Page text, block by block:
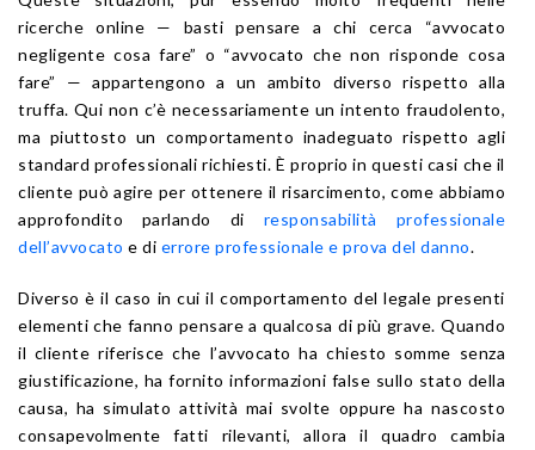
ricerche online — basti pensare a chi cerca “avvocato
negligente cosa fare” o “avvocato che non risponde cosa
fare” — appartengono a un ambito diverso rispetto alla
truffa. Qui non c’è necessariamente un intento fraudolento,
ma piuttosto un comportamento inadeguato rispetto agli
standard professionali richiesti. È proprio in questi casi che il
cliente può agire per ottenere il risarcimento, come abbiamo
approfondito parlando di responsabilità professionale
dell’avvocato e di errore professionale e prova del danno.
Diverso è il caso in cui il comportamento del legale presenti
elementi che fanno pensare a qualcosa di più grave. Quando
il cliente riferisce che l’avvocato ha chiesto somme senza
giustificazione, ha fornito informazioni false sullo stato della
causa, ha simulato attività mai svolte oppure ha nascosto
consapevolmente fatti rilevanti, allora il quadro cambia